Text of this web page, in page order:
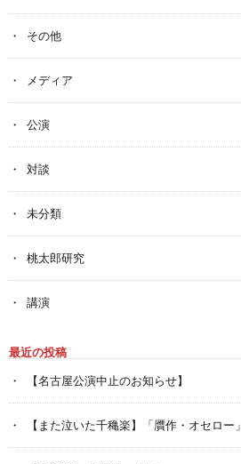
その他
メディア
公演
対談
未分類
桃太郎研究
講演
最近の投稿
【名古屋公演中止のお知らせ】
【また泣いた千穐楽】「贋作・オセロー」